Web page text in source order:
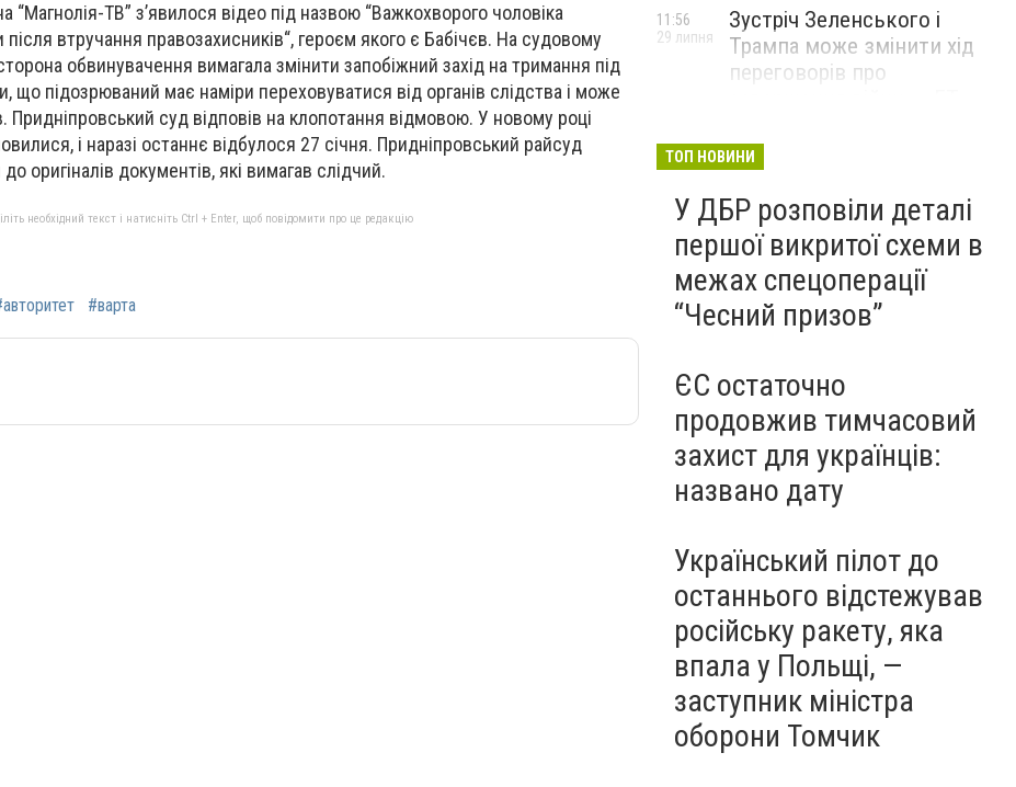
“Магнолія-ТВ” з’явилося відео під назвою “Важкохворого чоловіка
після втручання правозахисників“, героєм якого є Бабічєв. На судовому
обвинувачення вимагала змінити запобіжний захід на тримання під
що підозрюваний має наміри переховуватися від органів слідства і може
Придніпровський суд відповів на клопотання відмовою. У новому році
і наразі останнє відбулося 27 січня. Придніпровський райсуд
оригіналів документів, які вимагав слідчий.
необхідний текст і натисніть Ctrl + Enter, щоб повідомити про це редакцію
#варта
Зустріч Зеленського і
Трампа може змінити хід
переговорів про
11:56
29 липня
ТОП НОВИНИ
У ДБР розповіли деталі
першої викритої схеми в
межах спецоперації
“Чесний призов”
ЄС остаточно
продовжив тимчасовий
захист для українців:
названо дату
Український пілот до
останнього відстежував
російську ракету, яка
впала у Польщі, —
заступник міністра
оборони Томчик